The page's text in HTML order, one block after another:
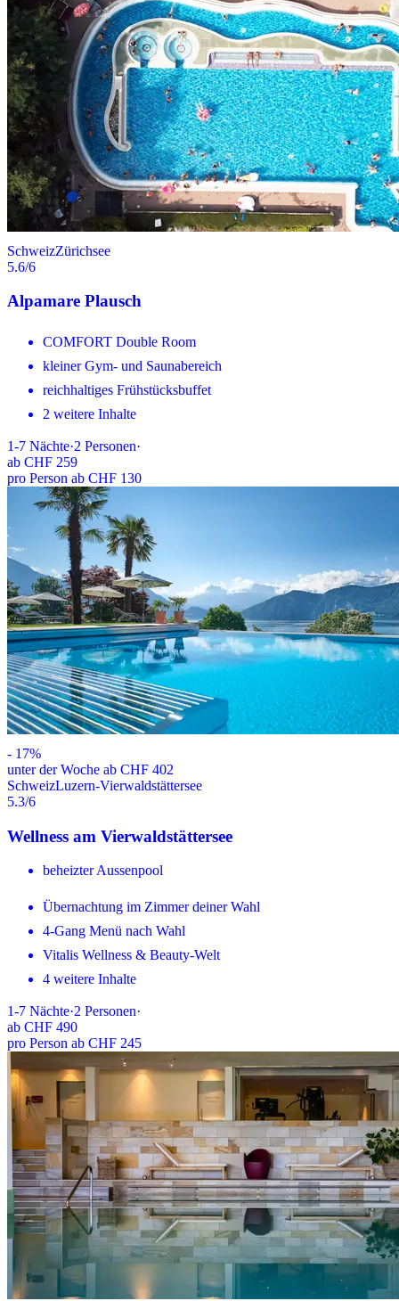
SchweizZürichsee
5.6/6
Alpamare Plausch
COMFORT Double Room
kleiner Gym- und Saunabereich
reichhaltiges Frühstücksbuffet
2 weitere Inhalte
1-7 Nächte·2 Personen·
ab CHF 259
pro Person ab CHF 130
- 17%
unter der Woche ab CHF 402
SchweizLuzern-Vierwaldstättersee
5.3/6
Wellness am Vierwaldstättersee
beheizter Aussenpool
Übernachtung im Zimmer deiner Wahl
4-Gang Menü nach Wahl
Vitalis Wellness & Beauty-Welt
4 weitere Inhalte
1-7 Nächte·2 Personen·
ab CHF 490
pro Person ab CHF 245